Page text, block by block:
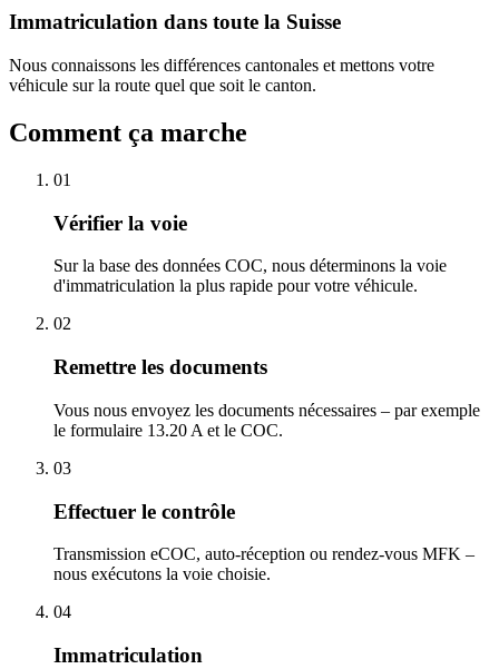
Immatriculation dans toute la Suisse
Nous connaissons les différences cantonales et mettons votre
véhicule sur la route quel que soit le canton.
Comment ça marche
01
Vérifier la voie
Sur la base des données COC, nous déterminons la voie
d'immatriculation la plus rapide pour votre véhicule.
02
Remettre les documents
Vous nous envoyez les documents nécessaires – par exemple
le formulaire 13.20 A et le COC.
03
Effectuer le contrôle
Transmission eCOC, auto-réception ou rendez-vous MFK –
nous exécutons la voie choisie.
04
Immatriculation